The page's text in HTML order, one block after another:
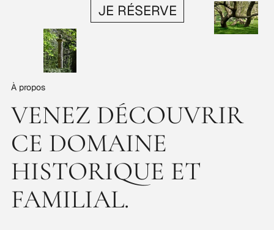
JE RÉSERVE
À propos
VENEZ DÉCOUVRIR
CE DOMAINE
HISTORIQUE ET
FAMILIAL.